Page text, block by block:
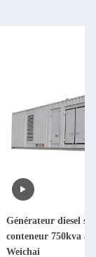
Générateur diesel
conteneur 750kva
Weichai